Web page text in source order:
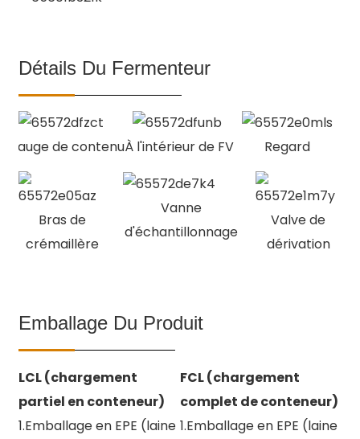
Détails Du Fermenteur
Jauge de contenuÀ l'intérieur de FV Regard
Bras de
crémaillère
Vanne
d'échantillonnage
Valve de
dérivation
Emballage Du Produit
LCL (chargement
partiel en conteneur)
1.Emballage en EPE (laine
FCL (chargement
complet de conteneur)
1.Emballage en EPE (laine